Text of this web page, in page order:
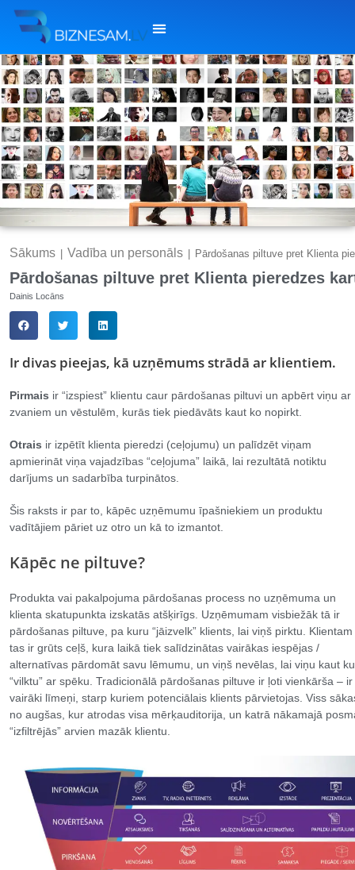
Sākums Vadība un personāls Pārdošanas piltuve pret Klienta
Pārdošanas piltuve pret Klienta pieredzes
Dainis Locāns
Ir divas pieejas, kā uzņēmums strādā ar klientiem.
Pirmais ir “izspiest” klientu caur pārdošanas piltuvi un apbērt viņu ar
zvaniem un vēstulēm, kurās tiek piedāvāts kaut ko nopirkt.
Otrais ir izpētīt klienta pieredzi (ceļojumu) un palīdzēt viņam
apmierināt viņa vajadzības “ceļojuma” laikā, lai rezultātā notiktu
darījums un sadarbība turpinātos.
Šis raksts ir par to, kāpēc uzņēmumu īpašniekiem un produktu
vadītājiem pāriet uz otro un kā to izmantot.
Kāpēc ne piltuve?
Produkta vai pakalpojuma pārdošanas process no uzņēmuma un
klienta skatupunkta izskatās atšķirīgs. Uzņēmumam visbiežāk tā ir
pārdošanas piltuve, pa kuru “jāizvelk” klients, lai viņš pirktu. Klientam
tas ir grūts ceļš, kura laikā tiek salīdzinātas vairākas iespējas /
alternatīvas pārdomāt savu lēmumu, un viņš nevēlas, lai viņu kaut
“vilktu” ar spēku. Tradicionālā pārdošanas piltuve ir ļoti vienkārša – ir
vairāki līmeņi, starp kuriem potenciālais klients pārvietojas. Viss
no augšas, kur atrodas visa mērķauditorija, un katrā nākamajā
“izfiltrējās” arvien mazāk klientu.